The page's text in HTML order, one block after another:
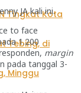
JA kali ini.
to face
1.200
margin
pada tanggal 3-